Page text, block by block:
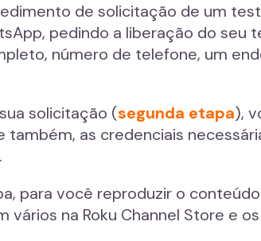
de solicitação de um
pedindo a liberação do seu
número de telefone, um
solicitação (segunda etapa),
também, as credenciais
para você reproduzir o
vários na Roku Channel Store e